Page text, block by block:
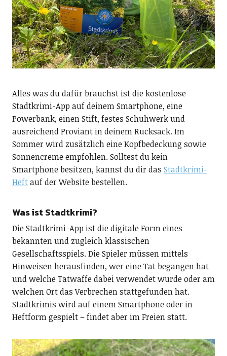
Alles was du dafür brauchst ist die kostenlose
Stadtkrimi-App auf deinem Smartphone, eine
Powerbank, einen Stift, festes Schuhwerk und
ausreichend Proviant in deinem Rucksack. Im
Sommer wird zusätzlich eine Kopfbedeckung sowie
Sonnencreme empfohlen. Solltest du kein
Smartphone besitzen, kannst du dir das Stadtkrimi-
Heftauf der Website bestellen.
Was ist Stadtkrimi?
Die Stadtkrimi-App ist die digitale Form eines
bekannten und zugleich klassischen
Gesellschaftsspiels. Die Spieler müssen mittels
Hinweisen herausfinden, wer eine Tat begangen hat
und welche Tatwaffe dabei verwendet wurde oder am
welchen Ort das Verbrechen stattgefunden hat.
Stadtkrimis wird auf einem Smartphone oder in
Heftform gespielt – findet aber im Freien statt.